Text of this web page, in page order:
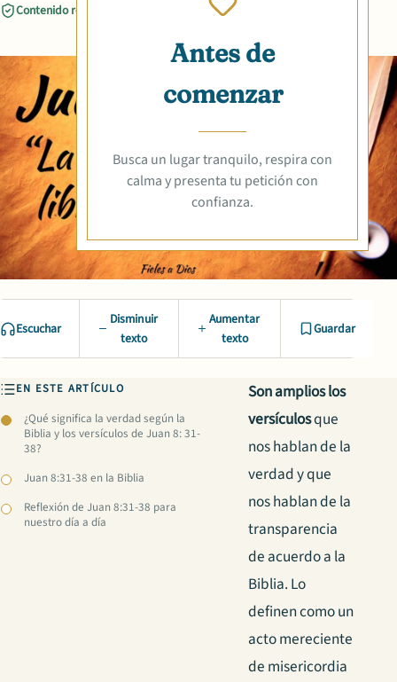
Contenido revisado
Antes de
comenzar
Busca un lugar tranquilo, respira con
calma y presenta tu petición con
confianza.
Escuchar
Disminuir
texto
Aumentar
texto
Guardar
EN ESTE ARTÍCULO
¿Qué significa la verdad según la
Biblia y los versículos de Juan 8: 31-
38?
Juan 8:31-38 en la Biblia
Reflexión de Juan 8:31-38 para
nuestro día a día
Son amplios los
versículosque
nos hablan de la
verdad y que
nos hablan de la
transparencia
de acuerdo a la
Biblia. Lo
definen como un
acto mereciente
de misericordia